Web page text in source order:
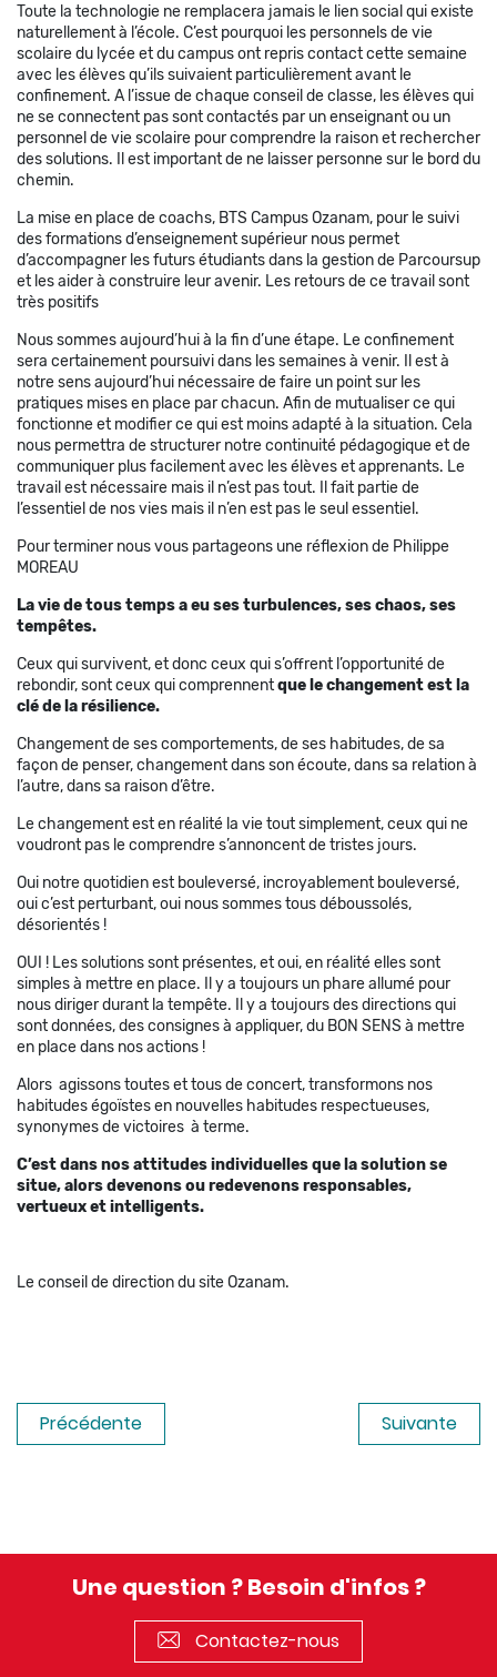
Toute la technologie ne remplacera jamais le lien social qui existe
naturellement à l’école. C’est pourquoi les personnels de vie
scolaire du lycée et du campus ont repris contact cette semaine
avec les élèves qu’ils suivaient particulièrement avant le
confinement. A l’issue de chaque conseil de classe, les élèves qui
ne se connectent pas sont contactés par un enseignant ou un
personnel de vie scolaire pour comprendre la raison et rechercher
des solutions. Il est important de ne laisser personne sur le bord du
chemin.
La mise en place de coachs, BTS Campus Ozanam, pour le suivi
des formations d’enseignement supérieur nous permet
d’accompagner les futurs étudiants dans la gestion de Parcoursup
et les aider à construire leur avenir. Les retours de ce travail sont
très positifs
Nous sommes aujourd’hui à la fin d’une étape. Le confinement
sera certainement poursuivi dans les semaines à venir. Il est à
notre sens aujourd’hui nécessaire de faire un point sur les
pratiques mises en place par chacun. Afin de mutualiser ce qui
fonctionne et modifier ce qui est moins adapté à la situation. Cela
nous permettra de structurer notre continuité pédagogique et de
communiquer plus facilement avec les élèves et apprenants. Le
travail est nécessaire mais il n’est pas tout. Il fait partie de
l’essentiel de nos vies mais il n’en est pas le seul essentiel.
Pour terminer nous vous partageons une réflexion de Philippe
MOREAU
La vie de tous temps a eu ses turbulences, ses chaos, ses
tempêtes.
Ceux qui survivent, et donc ceux qui s’offrent l’opportunité de
rebondir, sont ceux qui comprennentque le changement est la
clé de la résilience.
Changement de ses comportements, de ses habitudes, de sa
façon de penser, changement dans son écoute, dans sa relation à
l’autre, dans sa raison d’être.
Le changement est en réalité la vie tout simplement, ceux qui ne
voudront pas le comprendre s’annoncent de tristes jours.
Oui notre quotidien est bouleversé, incroyablement bouleversé,
oui c’est perturbant, oui nous sommes tous déboussolés,
désorientés !
OUI ! Les solutions sont présentes, et oui, en réalité elles sont
simples à mettre en place. Il y a toujours un phare allumé pour
nous diriger durant la tempête. Il y a toujours des directions qui
sont données, des consignes à appliquer, du BON SENS à mettre
en place dans nos actions !
Alors agissons toutes et tous de concert, transformons nos
habitudes égoïstes en nouvelles habitudes respectueuses,
synonymes de victoires à terme.
C’est dans nos attitudes individuelles que la solution se
situe, alors devenons ou redevenons responsables,
vertueux et intelligents.
Le conseil de direction du site Ozanam.
Précédente Suivante
Une question ? Besoin d'infos ?
Contactez-nous